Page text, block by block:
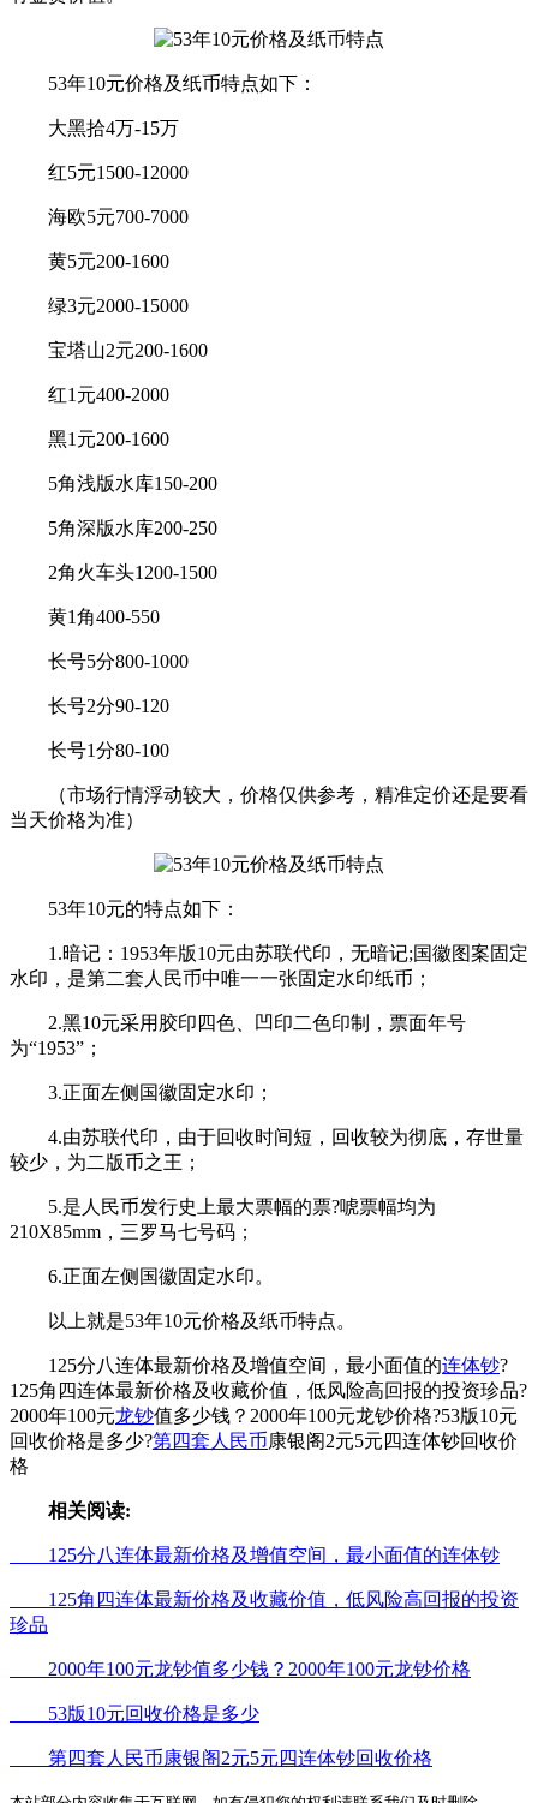
53年10元价格及纸币特点如下：
大黑拾4万-15万
红5元1500-12000
海欧5元700-7000
黄5元200-1600
绿3元2000-15000
宝塔山2元200-1600
红1元400-2000
黑1元200-1600
5角浅版水库150-200
5角深版水库200-250
2角火车头1200-1500
黄1角400-550
长号5分800-1000
长号2分90-120
长号1分80-100
（市场行情浮动较大，价格仅供参考，精准定价还是要看
当天价格为准）
53年10元的特点如下：
1.暗记：1953年版10元由苏联代印，无暗记;国徽图案固定
水印，是第二套人民币中唯一一张固定水印纸币；
2.黑10元采用胶印四色、凹印二色印制，票面年号
为“1953”；
3.正面左侧国徽固定水印；
4.由苏联代印，由于回收时间短，回收较为彻底，存世量
较少，为二版币之王；
5.是人民币发行史上最大票幅的票?唬票幅均为
210X85mm，三罗马七号码；
6.正面左侧国徽固定水印。
以上就是53年10元价格及纸币特点。
125分八连体最新价格及增值空间，最小面值的连体钞?
125角四连体最新价格及收藏价值，低风险高回报的投资珍品?
2000年100元龙钞值多少钱？2000年100元龙钞价格?53版10元
回收价格是多少?第四套人民币康银阁2元5元四连体钞回收价
格
相关阅读:
125分八连体最新价格及增值空间，最小面值的连体钞
125角四连体最新价格及收藏价值，低风险高回报的投资
珍品
2000年100元龙钞值多少钱？2000年100元龙钞价格
53版10元回收价格是多少
第四套人民币康银阁2元5元四连体钞回收价格